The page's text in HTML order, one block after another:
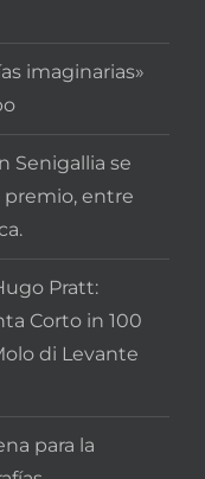
imaginarias»
Senigallia se
premio, entre
Pratt:
Corto in 100
di Levante
para la